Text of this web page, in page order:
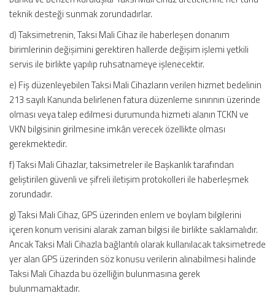
teknik desteği sunmak zorundadırlar.
d) Taksimetrenin, Taksi Mali Cihaz ile haberleşen donanım
birimlerinin değişimini gerektiren hallerde değişim işlemi yetkili
servis ile birlikte yapılıp ruhsatnameye işlenecektir.
e) Fiş düzenleyebilen Taksi Mali Cihazların verilen hizmet bedelinin
213 sayılı Kanunda belirlenen fatura düzenleme sınırının üzerinde
olması veya talep edilmesi durumunda hizmeti alanın TCKN ve
VKN bilgisinin girilmesine imkân verecek özellikte olması
gerekmektedir.
f) Taksi Mali Cihazlar, taksimetreler ile Başkanlık tarafından
geliştirilen güvenli ve şifreli iletişim protokolleri ile haberleşmek
zorundadır.
g) Taksi Mali Cihaz, GPS üzerinden enlem ve boylam bilgilerini
içeren konum verisini alarak zaman bilgisi ile birlikte saklamalıdır.
Ancak Taksi Mali Cihazla bağlantılı olarak kullanılacak taksimetrede
yer alan GPS üzerinden söz konusu verilerin alınabilmesi halinde
Taksi Mali Cihazda bu özelliğin bulunmasına gerek
bulunmamaktadır.